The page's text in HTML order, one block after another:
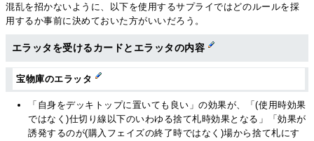
混乱を招かないように、以下を使用するサプライではどのルールを採
用するか事前に決めておいた方がいいだろう。
エラッタを受けるカードとエラッタの内容
宝物庫のエラッタ
「自身をデッキトップに置いても良い」の効果が、「(使用時効果
ではなく)仕切り線以下のいわゆる捨て札時効果となる」「効果が
誘発するのが(購入フェイズの終了時ではなく)場から捨て札にす